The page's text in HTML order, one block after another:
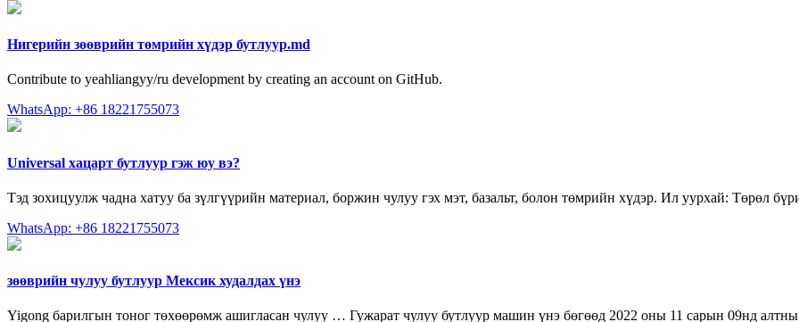
Нигерийн зөөврийн төмрийн хүдэр бутлуур.md
Contribute to yeahliangyy/ru development by creating an account on GitHub.
WhatsApp: +86 18221755073
Universal хацарт бутлуур гэж юу вэ?
Тэд зохицуулж чадна хатуу ба зүлгүүрийн материал, боржин чулуу гэх мэт, базальт, болон төмрийн хүдэр. Ил уурхай: Төрөл
WhatsApp: +86 18221755073
зөөврийн чулуу бутлуур Мексик худалдах үнэ
Yigong барилгын тоног төхөөрөмж ашигласан чулуу … Гужарат чулуу бутлуур машин үнэ бөгөөд 2022 оны 11 сарын 09нд